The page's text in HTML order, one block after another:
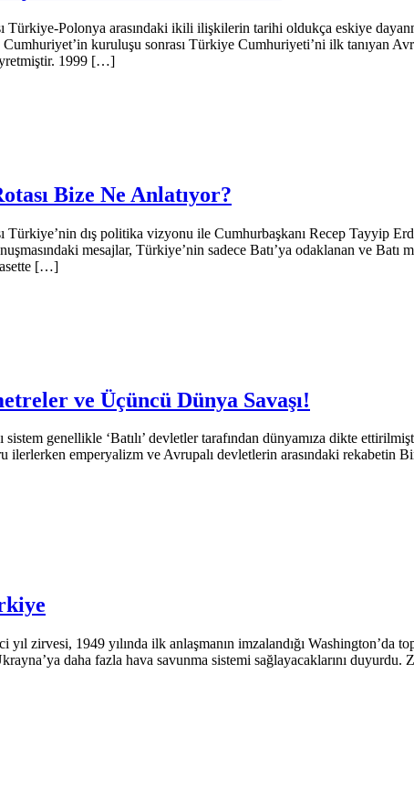
Türkiye-Polonya arasındaki ikili ilişkilerin tarihi oldukça eskiye
Cumhuriyet’in kuruluşu sonrası Türkiye Cumhuriyeti’ni ilk
1999 […]
Bize Ne Anlatıyor?
dış politika vizyonu ile Cumhurbaşkanı Recep Tayyip
mesajlar, Türkiye’nin sadece Batı’ya odaklanan ve
[…]
ve Üçüncü Dünya Savaşı!
genellikle ‘Batılı’ devletler tarafından dünyamıza dikte
ilerlerken emperyalizm ve Avrupalı devletlerin arasındaki rekabetin
zirvesi, 1949 yılında ilk anlaşmanın imzalandığı
daha fazla hava savunma sistemi sağlayacaklarını